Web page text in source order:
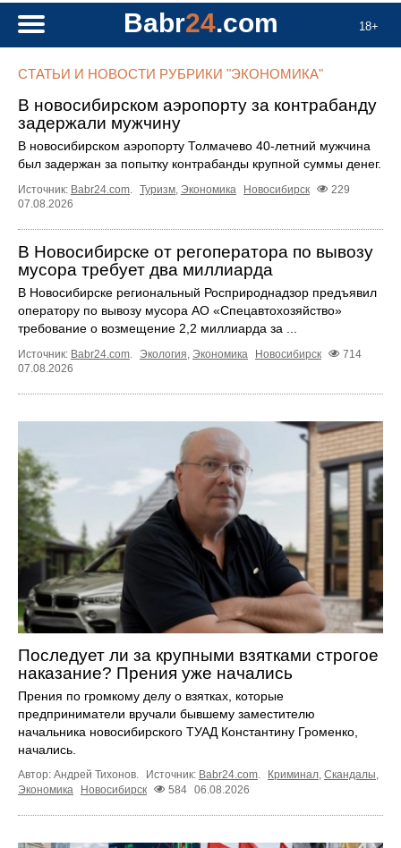
18+
Babr24.com
СТАТЬИ И НОВОСТИ РУБРИКИ "ЭКОНОМИКА"
В новосибирском аэропорту за контрабанду
задержали мужчину
В новосибирском аэропорту Толмачево 40-летний мужчина
был задержан за попытку контрабанды крупной суммы денег.
Источник: Babr24.com. Туризм, Экономика Новосибирск
229
07.08.2026
В Новосибирске от регоператора по вывозу
мусора требует два миллиарда
В Новосибирске региональный Росприроднадзор предъявил
оператору по вывозу мусора АО «Спецавтохозяйство»
требование о возмещение 2,2 миллиарда за ...
Источник: Babr24.com. Экология, Экономика Новосибирск
714
07.08.2026
Последует ли за крупными взятками строгое
наказание? Прения уже начались
Прения по громкому делу о взятках, которые
предприниматели вручали бывшему заместителю
начальника новосибирского ТУАД Константину Громенко,
начались.
Автор: Андрей Тихонов. Источник: Babr24.com. Криминал, Скандалы,
Экономика
Новосибирск 584 06.08.2026